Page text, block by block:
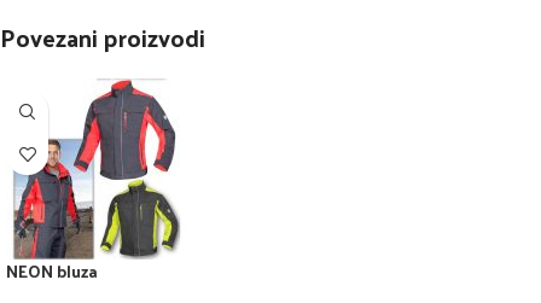
Povezani proizvodi
NEON bluza